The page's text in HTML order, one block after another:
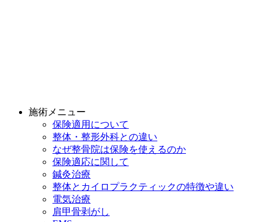
施術メニュー
保険適用について
整体・整形外科との違い
なぜ整骨院は保険を使えるのか
保険適応に関して
鍼灸治療
整体とカイロプラクティックの特徴や違い
電気治療
肩甲骨剥がし